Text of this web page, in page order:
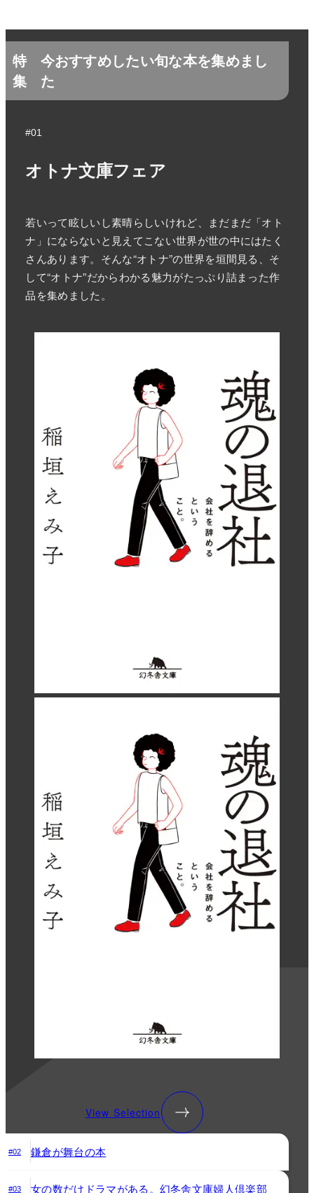
特
集
今おすすめしたい旬な本を集めまし
た
#01
オトナ文庫フェア
若いって眩しいし素晴らしいけれど、まだまだ「オト
ナ」にならないと見えてこない世界が世の中にはたく
さんあります。そんな“オトナ”の世界を垣間見る、そ
して“オトナ”だからわかる魅力がたっぷり詰まった作
品を集めました。
View Selection
#02 鎌倉が舞台の本
#03 女の数だけドラマがある。幻冬舎文庫婦人倶楽部